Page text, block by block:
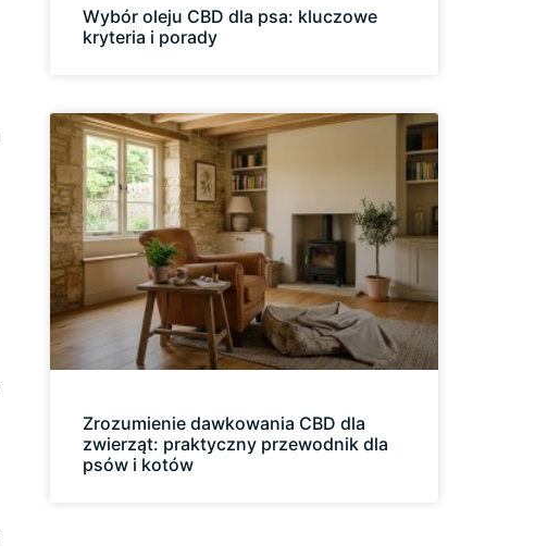
Wybór oleju CBD dla psa: kluczowe
kryteria i porady
Zrozumienie dawkowania CBD dla
zwierząt: praktyczny przewodnik dla
psów i kotów